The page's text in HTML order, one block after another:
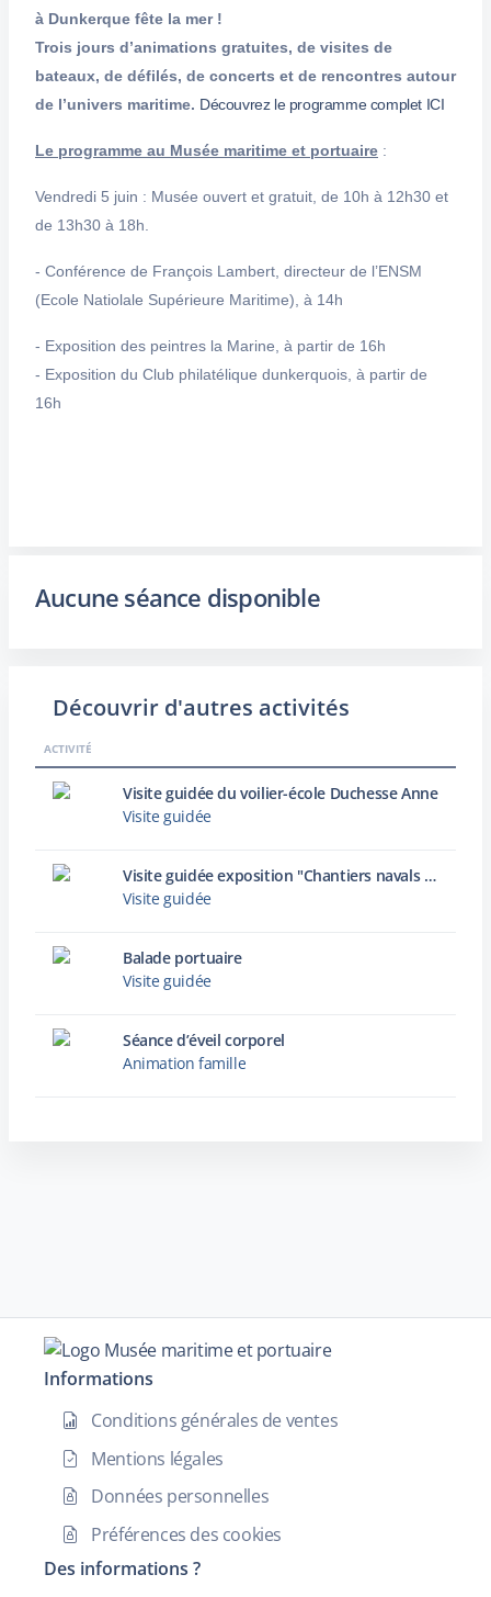
à Dunkerque fête la mer !
Trois jours d’animations gratuites, de visites de
bateaux, de défilés, de concerts et de rencontres autour
de l’univers maritime. Découvrez le programme complet ICI
Le programme au Musée maritime et portuaire :
Vendredi 5 juin : Musée ouvert et gratuit, de 10h à 12h30 et
de 13h30 à 18h.
- Conférence de François Lambert, directeur de l’ENSM
(Ecole Natiolale Supérieure Maritime), à 14h
- Exposition des peintres la Marine, à partir de 16h
- Exposition du Club philatélique dunkerquois, à partir de
16h
Aucune séance disponible
Découvrir d'autres activités
ACTIVITÉ
Visite guidée du voilier-école Duchesse Anne
Visite guidée
Visite guidée exposition "Chantiers navals : archives photographiques d’une histoire industrielle dunkerquoise"
Visite guidée
Balade portuaire
Visite guidée
Séance d’éveil corporel
Animation famille
Informations
Conditions générales de ventes
Mentions légales
Données personnelles
Préférences des cookies
Des informations ?